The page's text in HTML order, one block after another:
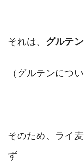
それは、 グルテ
（グルテンにつ
そのため、ライ
ず